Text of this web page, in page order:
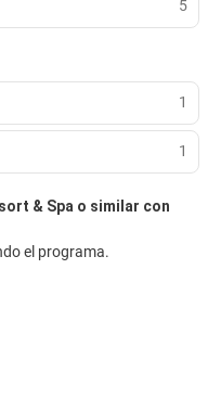
5
1
1
& Spa o similar con
el programa.